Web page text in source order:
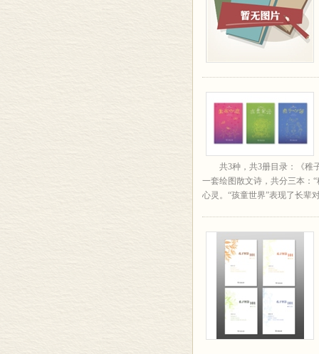
共3种，共3册目录：《稚
一套绘图散文诗，共分三本：
心灵。“孩童世界”表现了长辈